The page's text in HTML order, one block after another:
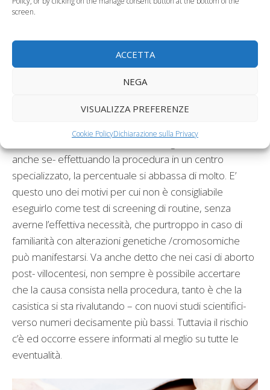
screen.
ACCETTA
NEGA
VISUALIZZA PREFERENZE
Cookie PolicyDichiarazione sulla Privacy
Il prelievo dei villi coriali può
causare un aborto
Il prelievo dei villi coriali (o villocentesi o CVS)
il rischio c’è e si attesta ad un caso ogni 100 donne,
anche se- effettuando la procedura in un centro
specializzato, la percentuale si abbassa di molto. E’
questo uno dei motivi per cui non è consigliabile
eseguirlo come test di screening di routine, senza
averne l’effettiva necessità, che purtroppo in caso di
familiarità con alterazioni genetiche /cromosomiche
può manifestarsi. Va anche detto che nei casi di aborto
post- villocentesi, non sempre è possibile accertare
che la causa consista nella procedura, tanto è che la
casistica si sta rivalutando – con nuovi studi scientifici-
verso numeri decisamente più bassi. Tuttavia il rischio
c’è ed occorre essere informati al meglio su tutte le
eventualità.